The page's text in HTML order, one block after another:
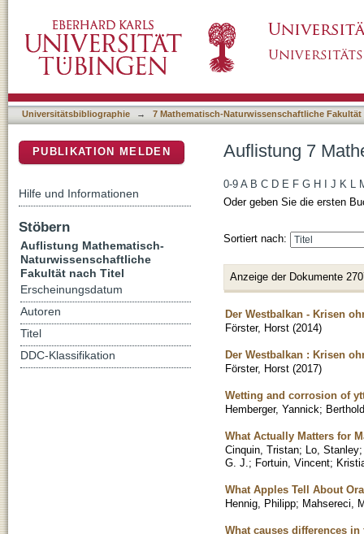
Universitätsbibliographie → 7 Mathematisch-Naturwissenschaftliche Fakultät
Auflistung 7
0-9 A B C D E F G H J K L
Oder geben Sie die ersten
Sortiert nach:
Anzeige der Dokumente
Der Westbalkan - Krisen
Förster, Horst (2014)
Der Westbalkan : Krisen
Förster, Horst (2017)
Wetting and corrosion of
Hemberger, Yannick;
What Actually Matters for
Cinquin, Tristan; Lo, Stanley
G. J. ; Fortuin, Vincent;
What Apples Tell About
Hennig, Philipp; Mahsereci,
What causes differences
PUBLIKATION MELDEN
Hilfe und Informationen
Stöbern
Auflistung Mathematisch-
Naturwissenschaftliche
Fakultät nach Titel
Erscheinungsdatum
Autoren
Titel
DDC-Klassifikation